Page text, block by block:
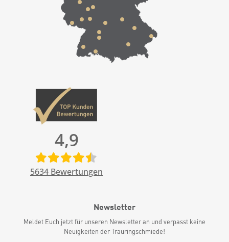
4,9
5634 Bewertungen
Newsletter
Meldet Euch jetzt für unseren Newsletter an und verpasst keine
Neuigkeiten der Trauringschmiede!